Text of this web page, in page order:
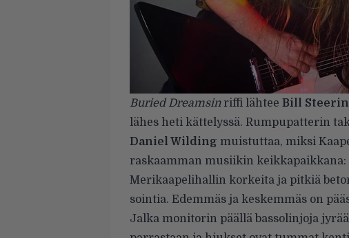
Buried Dreamsinriffi lähtee Bill Steerin
lähes heti kättelyssä. Rumpupatterin
Daniel Wilding muistuttaa, miksi
raskaamman musiikin
Merikaapelihallin korkeita ja pitkiä
sointia. Edemmäs ja keskemmäs on
Jalka monitorin päällä bassolinjoja